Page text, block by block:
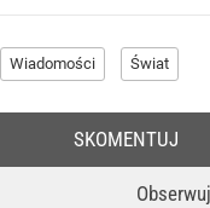
Wiadomości Świat
SKOMENTUJ